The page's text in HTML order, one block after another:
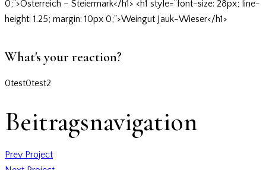
What's your reaction?
0test0test2
Beitragsnavigation
Prev Project